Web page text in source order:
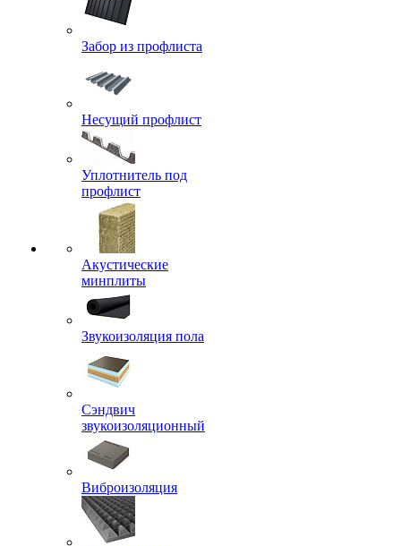
Забор из профлиста
Несущий профлист
Уплотнитель под
профлист
Акустические
минплиты
Звукоизоляция пола
Сэндвич
звукоизоляционный
Виброизоляция